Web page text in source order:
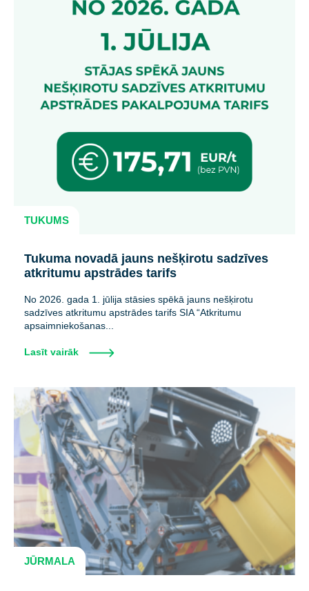
TUKUMS
Tukuma novadā jauns nešķirotu sadzīves
atkritumu apstrādes tarifs
No 2026. gada 1. jūlija stāsies spēkā jauns nešķirotu
sadzīves atkritumu apstrādes tarifs SIA “Atkritumu
apsaimniekošanas...
Lasīt vairāk
JŪRMALA